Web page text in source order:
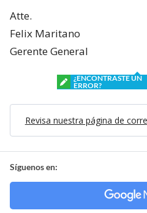
Atte.
Felix Maritano
Gerente General
¿ENCONTRASTE UN
ERROR?
Revisa nuestra página de
Síguenos en: